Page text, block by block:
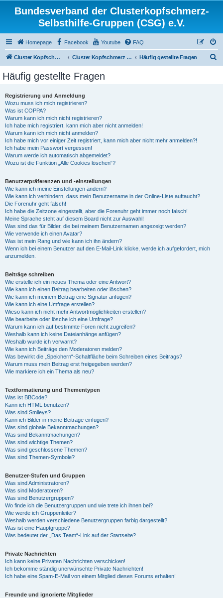
Bundesverband der Clusterkopfschmerz-
Selbsthilfe-Gruppen (CSG) e.V.
Homepage Facebook Youtube FAQ
Cluster Kopfschmerz Homepage Cluster Kopfschmerz Forum Häufig gestellte Fragen
Häufig gestellte Fragen
Registrierung und Anmeldung
Wozu muss ich mich registrieren?
Was ist COPPA?
Warum kann ich mich nicht registrieren?
Ich habe mich registriert, kann mich aber nicht anmelden!
Warum kann ich mich nicht anmelden?
Ich habe mich vor einiger Zeit registriert, kann mich aber nicht mehr anmelden?!
Ich habe mein Passwort vergessen!
Warum werde ich automatisch abgemeldet?
Wozu ist die Funktion „Alle Cookies löschen“?
Benutzerpräferenzen und -einstellungen
Wie kann ich meine Einstellungen ändern?
Wie kann ich verhindern, dass mein Benutzername in der Online-Liste auftaucht?
Die Forenuhr geht falsch!
Ich habe die Zeitzone eingestellt, aber die Forenuhr geht immer noch falsch!
Meine Sprache steht auf diesem Board nicht zur Auswahl!
Was sind das für Bilder, die bei meinem Benutzernamen angezeigt werden?
Wie verwende ich einen Avatar?
Was ist mein Rang und wie kann ich ihn ändern?
Wenn ich bei einem Benutzer auf den E-Mail-Link klicke, werde ich aufgefordert, mich
anzumelden.
Beiträge schreiben
Wie erstelle ich ein neues Thema oder eine Antwort?
Wie kann ich einen Beitrag bearbeiten oder löschen?
Wie kann ich meinem Beitrag eine Signatur anfügen?
Wie kann ich eine Umfrage erstellen?
Wieso kann ich nicht mehr Antwortmöglichkeiten erstellen?
Wie bearbeite oder lösche ich eine Umfrage?
Warum kann ich auf bestimmte Foren nicht zugreifen?
Weshalb kann ich keine Dateianhänge anfügen?
Weshalb wurde ich verwarnt?
Wie kann ich Beiträge den Moderatoren melden?
Was bewirkt die „Speichern“-Schaltfläche beim Schreiben eines Beitrags?
Warum muss mein Beitrag erst freigegeben werden?
Wie markiere ich ein Thema als neu?
Textformatierung und Thementypen
Was ist BBCode?
Kann ich HTML benutzen?
Was sind Smileys?
Kann ich Bilder in meine Beiträge einfügen?
Was sind globale Bekanntmachungen?
Was sind Bekanntmachungen?
Was sind wichtige Themen?
Was sind geschlossene Themen?
Was sind Themen-Symbole?
Benutzer-Stufen und Gruppen
Was sind Administratoren?
Was sind Moderatoren?
Was sind Benutzergruppen?
Wo finde ich die Benutzergruppen und wie trete ich ihnen bei?
Wie werde ich Gruppenleiter?
Weshalb werden verschiedene Benutzergruppen farbig dargestellt?
Was ist eine Hauptgruppe?
Was bedeutet der „Das Team“-Link auf der Startseite?
Private Nachrichten
Ich kann keine Privaten Nachrichten verschicken!
Ich bekomme ständig unerwünschte Private Nachrichten!
Ich habe eine Spam-E-Mail von einem Mitglied dieses Forums erhalten!
Freunde und ignorierte Mitglieder